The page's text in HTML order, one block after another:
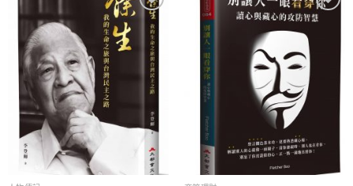
加入
「願
望清
單」